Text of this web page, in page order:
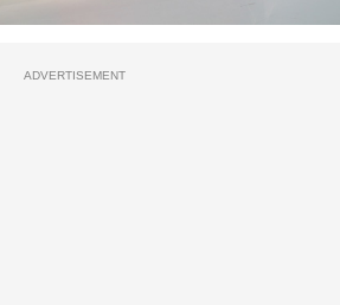
ADVERTISEMENT